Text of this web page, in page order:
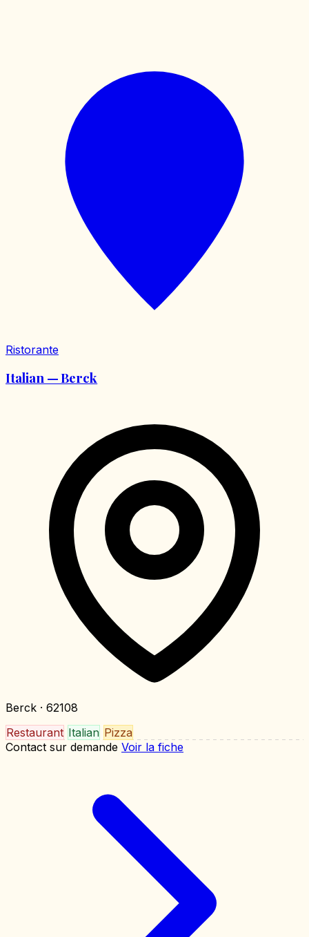
Ristorante
Italian — Berck
Berck · 62108
Restaurant Italian Pizza
Contact sur demande Voir la fiche